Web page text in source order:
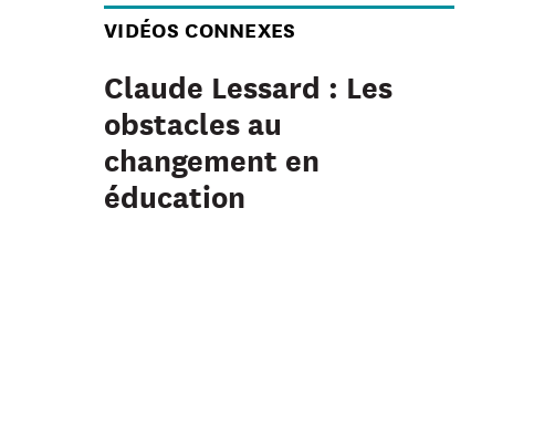
VIDÉOS CONNEXES
Claude Lessard : Les
obstacles au
changement en
éducation